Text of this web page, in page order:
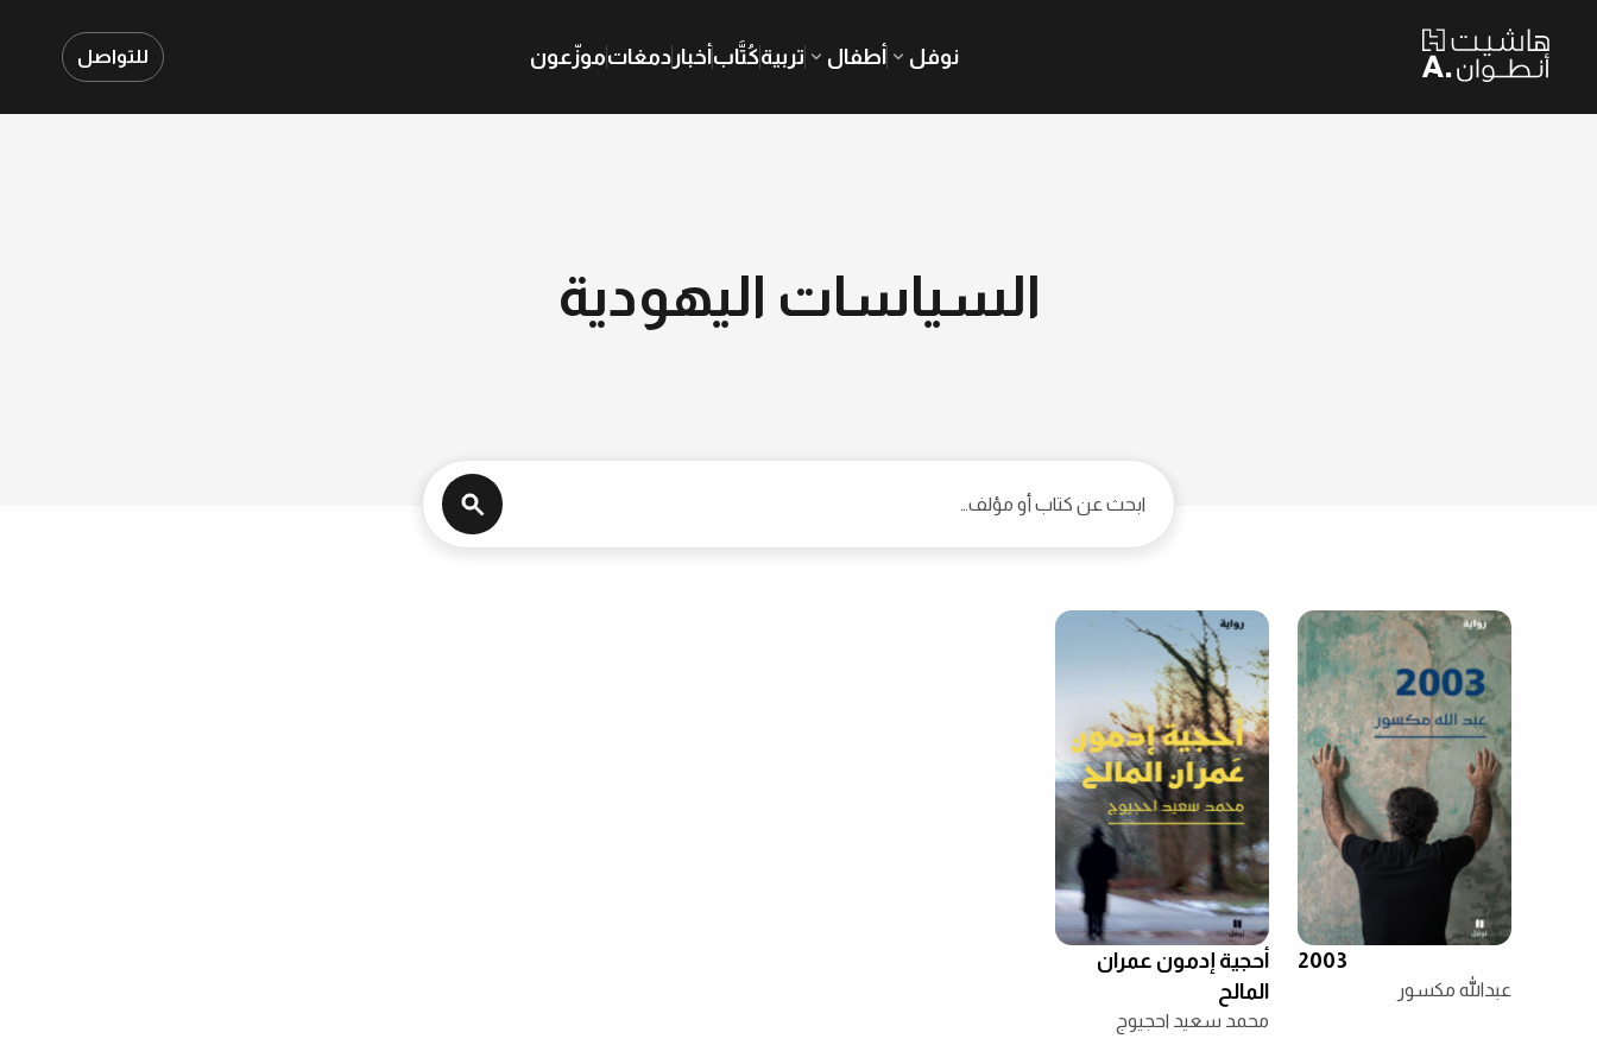
نوفل أطفال تربيةكُتَّابأخبار دمغاتموزّعون للتواصل
السياسات اليهودية
2003
عبداللّه مكسور
أحجية إدمون عمران
المالح
محمد سعيد احجيوج